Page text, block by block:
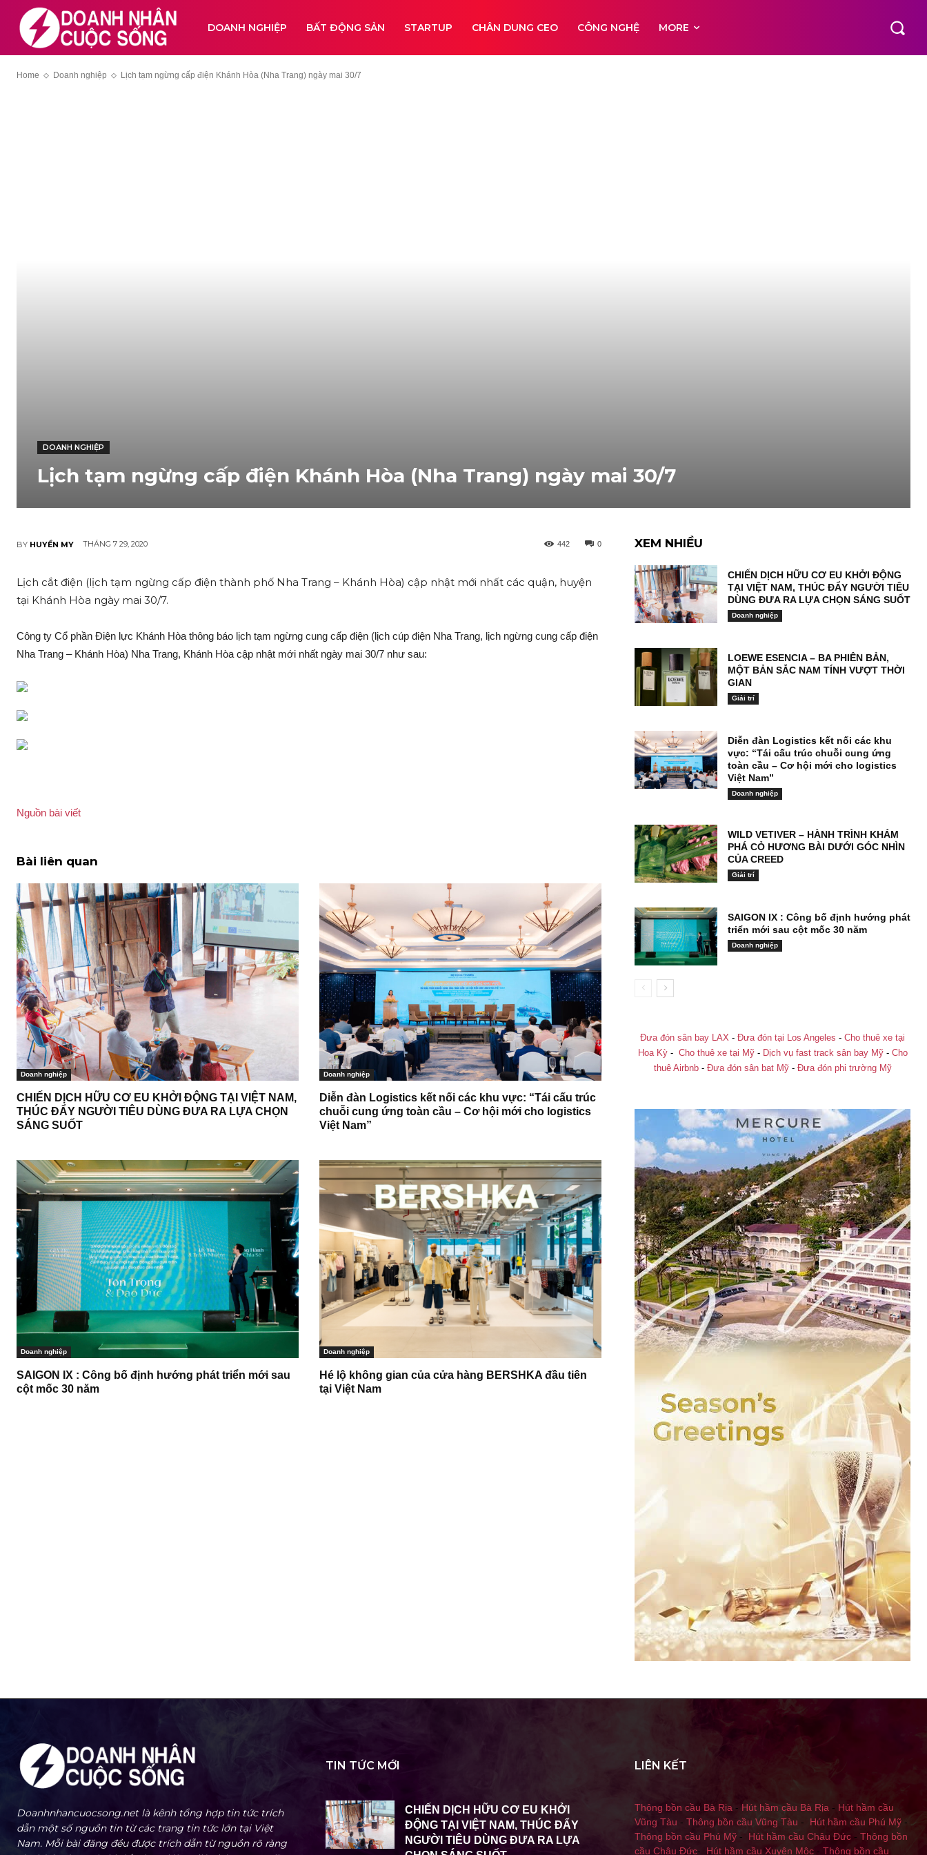
DOANH NGHIỆP BẤT ĐỘNG SẢN STARTUP CHÂN DUNG CEO CÔNG NGHỆ MORE
Home Doanh nghiệp Lịch tạm ngừng cấp điện Khánh Hòa (Nha Trang) ngày mai 30/7
DOANH NGHIỆP
Lịch tạm ngừng cấp điện Khánh Hòa (Nha Trang) ngày mai 30/7
BY HUYỀN MY THÁNG 7 29, 2020 0
442
Lịch cắ‌t điện (lịch tạm ngừng cấp điện thành phố Nha Trang – Khánh Hòa) cập nhật mới nhất các quận, huyện
tại Khánh Hòa ngày mai 30/7.
Công ty Cổ phần Điện lực Khánh Hòa thông báo lịch tạm ngừng cung cấp điện (lịch cúp điện Nha Trang, lịch ngừng cung cấp điện
Nha Trang – Khánh Hòa) Nha Trang, Khánh Hòa cập nhật mới nhất ngày mai 30/7 như sau:
Nguồn bài viết
Bài liên quan
Doanh nghiệp
CHIẾN DỊCH HỮU CƠ EU KHỞI ĐỘNG TẠI VIỆT NAM,
THÚC ĐẨY NGƯỜI TIÊU DÙNG ĐƯA RA LỰA CHỌN
SÁNG SUỐT
Doanh nghiệp
Diễn đàn Logistics kết nối các khu vực: “Tái cấu trúc
chuỗi cung ứng toàn cầu – Cơ hội mới cho logistics
Việt Nam”
Doanh nghiệp
SAIGON IX : Công bố định hướng phát triển mới sau
cột mốc 30 năm
Doanh nghiệp
Hé lộ không gian của cửa hàng BERSHKA đầu tiên
tại Việt Nam
XEM NHIỀU
CHIẾN DỊCH HỮU CƠ EU KHỞI ĐỘNG
TẠI VIỆT NAM, THÚC ĐẨY NGƯỜI TIÊU
DÙNG ĐƯA RA LỰA CHỌN SÁNG SUỐT
Doanh nghiệp
LOEWE ESENCIA – BA PHIÊN BẢN,
MỘT BẢN SẮC NAM TÍNH VƯỢT THỜI
GIAN
Giải trí
Diễn đàn Logistics kết nối các khu
vực: “Tái cấu trúc chuỗi cung ứng
toàn cầu – Cơ hội mới cho logistics
Việt Nam”
Doanh nghiệp
WILD VETIVER – HÀNH TRÌNH KHÁM
PHÁ CỎ HƯƠNG BÀI DƯỚI GÓC NHÌN
CỦA CREED
Giải trí
SAIGON IX : Công bố định hướng phát
triển mới sau cột mốc 30 năm
Doanh nghiệp
Đưa đón sân bay LAX - Đưa đón tại Los Angeles - Cho thuê xe tại
Hoa Kỳ- Cho thuê xe tại Mỹ- Dịch vụ fast track sân bay Mỹ- Cho
thuê Airbnb- Đưa đón sân bat Mỹ- Đưa đón phi trường Mỹ
Doanhnhancuocsong.net là kênh tổng hợp tin tức trích
dẫn một số nguồn tin từ các trang tin tức lớn tại Việt
Nam. Mỗi bài đăng đều được trích dẫn từ nguồn rõ ràng
TIN TỨC MỚI
CHIẾN DỊCH HỮU CƠ EU KHỞI
ĐỘNG TẠI VIỆT NAM, THÚC ĐẨY
NGƯỜI TIÊU DÙNG ĐƯA RA LỰA
LIÊN KẾT
Thông bồn cầu Bà Rịa - Hút hầm cầu Bà Rịa - Hút hầm cầu
Vũng Tàu - Thông bồn cầu Vũng Tàu - Hút hầm cầu Phú Mỹ -
Thông bồn cầu Phú Mỹ - Hút hầm cầu Châu Đức - Thông bồn
cầu Châu Đức- Hút hầm cầu Xuyên Mộc - Thông bồn cầu